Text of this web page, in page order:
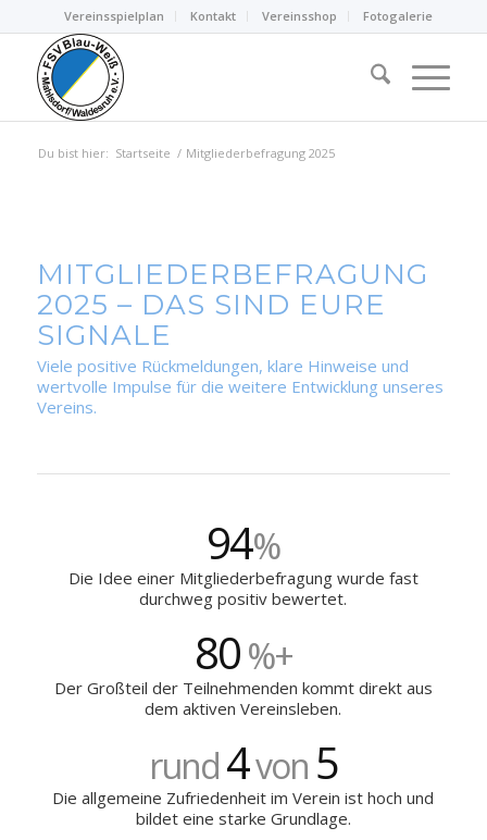
Vereinsspielplan Kontakt Vereinsshop Fotogalerie
Du bist hier: Startseite / Mitgliederbefragung 2025
MITGLIEDERBEFRAGUNG
2025 – DAS SIND EURE
SIGNALE
Viele positive Rückmeldungen, klare Hinweise und
wertvolle Impulse für die weitere Entwicklung unseres
Vereins.
94%
Die Idee einer Mitgliederbefragung wurde fast
durchweg positiv bewertet.
80%+
Der Großteil der Teilnehmenden kommt direkt aus
dem aktiven Vereinsleben.
rund4von 5
Die allgemeine Zufriedenheit im Verein ist hoch und
bildet eine starke Grundlage.